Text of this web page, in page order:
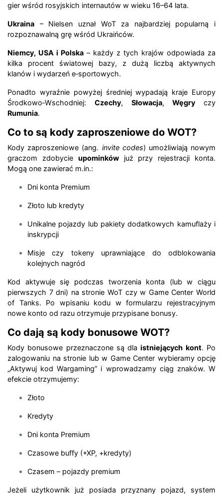
gier wśród rosyjskich internautów w wieku 16–64 lata.
Ukraina – Nielsen uznał WoT za najbardziej popularną i
rozpoznawalną grę wśród Ukraińców.
Niemcy, USA i Polska – każdy z tych krajów odpowiada za
kilka procent światowej bazy, z dużą liczbą aktywnych
klanów i wydarzeń e‑sportowych.
Ponadto wyraźnie powyżej średniej wypadają kraje Europy
Środkowo‑Wschodniej: Czechy, Słowacja,Węgry czy
Rumunia.
Co to są kody zaproszeniowe do WOT?
Kody zaproszeniowe (ang. invite codes) umożliwiają nowym
graczom zdobycie upominkówjuż przy rejestracji konta.
Mogą one zawierać m.in.:
Dni konta Premium
Złoto lub kredyty
Unikalne pojazdy lub pakiety dodatkowych kamuflaży i
inskrypcji
Misje czy tokeny uprawniające do odblokowania
kolejnych nagród
Kod aktywuje się podczas tworzenia konta (lub w ciągu
pierwszych 7 dni) na stronie WoT czy w Game Center World
of Tanks. Po wpisaniu kodu w formularzu rejestracyjnym
nowe konto od razu otrzymuje przypisane bonusy.
Co dają są kody bonusowe WOT?
Kody bonusowe przeznaczone są dlaistniejących kont. Po
zalogowaniu na stronie lub w Game Center wybieramy opcję
„Aktywuj kod Wargaming” i wprowadzamy ciąg znaków. W
efekcie otrzymujemy:
Złoto
Kredyty
Dni konta Premium
Czasowe buffy (+XP, +kredyty)
Czasem – pojazdy premium
Jeżeli użytkownik już posiada przyznany pojazd, system